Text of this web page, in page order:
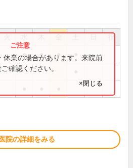
祝
● ● ●
休業の場合があります。来院前
確認ください。
×閉じる
院の詳細をみる